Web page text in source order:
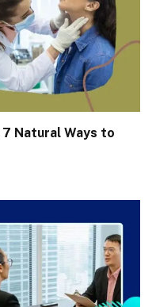
Natural Ways to